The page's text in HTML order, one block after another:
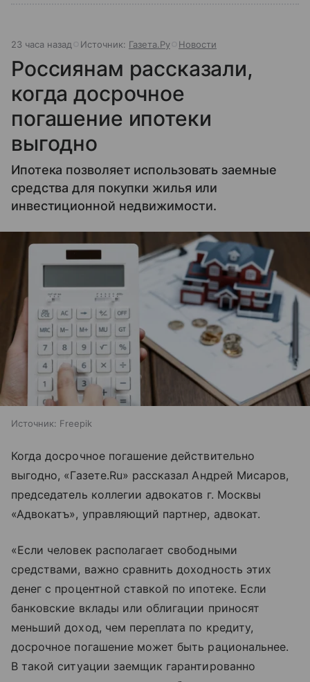
23 часа назад Источник: Газета.Ру Новости
Россиянам рассказали,
когда досрочное
погашение ипотеки
выгодно
Ипотека позволяет использовать заемные
средства для покупки жилья или
инвестиционной недвижимости.
Источник: Freepik
Когда досрочное погашение действительно
выгодно, «Газете.Ru» рассказал Андрей Мисаров,
председатель коллегии адвокатов г. Москвы
«Адвокатъ», управляющий партнер, адвокат.
«Если человек располагает свободными
средствами, важно сравнить доходность этих
денег с процентной ставкой по ипотеке. Если
банковские вклады или облигации приносят
меньший доход, чем переплата по кредиту,
досрочное погашение может быть рациональнее.
В такой ситуации заемщик гарантированно